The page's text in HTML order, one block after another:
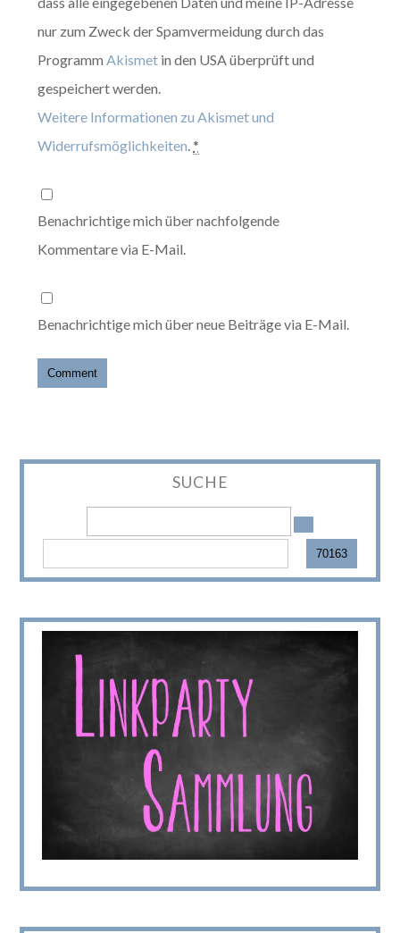
nur zum Zweck der Spamvermeidung durch das
ProgrammAkismet in den USA überprüft und
gespeichert werden.
Weitere Informationen zu Akismet und
Widerrufsmöglichkeiten.*
Benachrichtige mich über nachfolgende
Kommentare via E-Mail.
Benachrichtige mich über neue Beiträge via E-Mail.
SUCHE